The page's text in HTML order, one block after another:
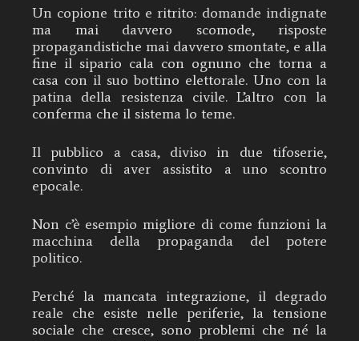
Un copione trito e ritrito: domande indignate
ma mai davvero scomode, risposte
propagandistiche mai davvero smontate, e alla
fine il sipario cala con ognuno che torna a
casa con il suo bottino elettorale. Uno con la
patina della resistenza civile. L’altro con la
conferma che il sistema lo teme.
Il pubblico a casa, diviso in due tifoserie,
convinto di aver assistito a uno scontro
epocale.
Non c’è esempio migliore di come funzioni la
macchina della propaganda del potere
politico.
Perché la mancata integrazione, il degrado
reale che esiste nelle periferie, la tensione
sociale che cresce, sono problemi che né la